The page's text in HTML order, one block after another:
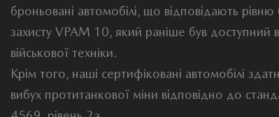
броньовані автомобілі, що відповідають рівню
захисту VPAM 10, який раніше був доступний
військової техніки.
Крім того, наші сертифіковані автомобілі
вибух протитанкової міни відповідно до